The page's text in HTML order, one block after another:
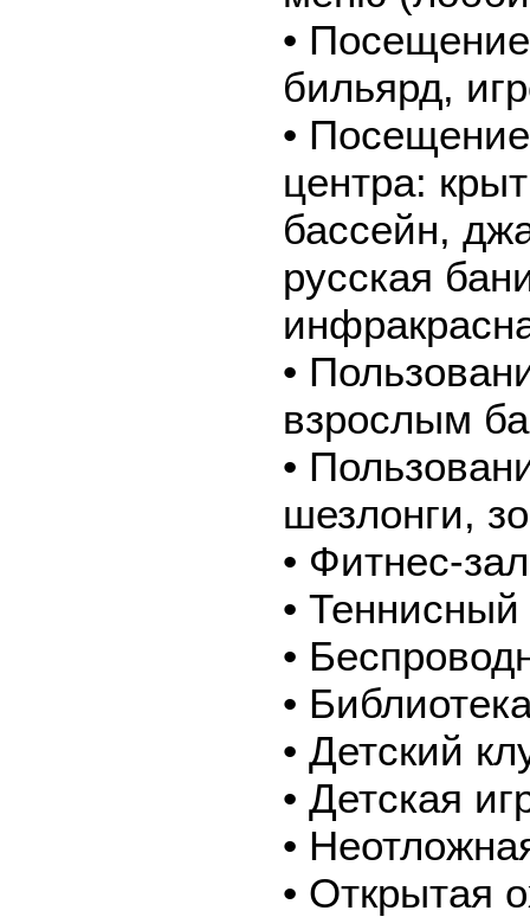
•
бильярд,
•
центра:
бассейн,
русская
•
взрослым
•
шезлонги,
• Фитнес-зал
• Теннисный
•
•
• Детский
• Детская
•
• Открытая